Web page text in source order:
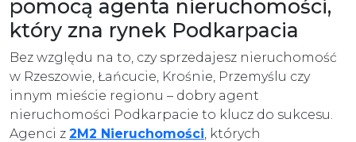
pomocą agenta nieruchomości,
który zna rynek Podkarpacia
Bez względu na to, czy sprzedajesz nieruchomość
w Rzeszowie, Łańcucie, Krośnie, Przemyślu czy
innym mieście regionu – dobry agent
nieruchomości Podkarpacie to klucz do sukcesu.
Agenci z 2M2 Nieruchomości, których